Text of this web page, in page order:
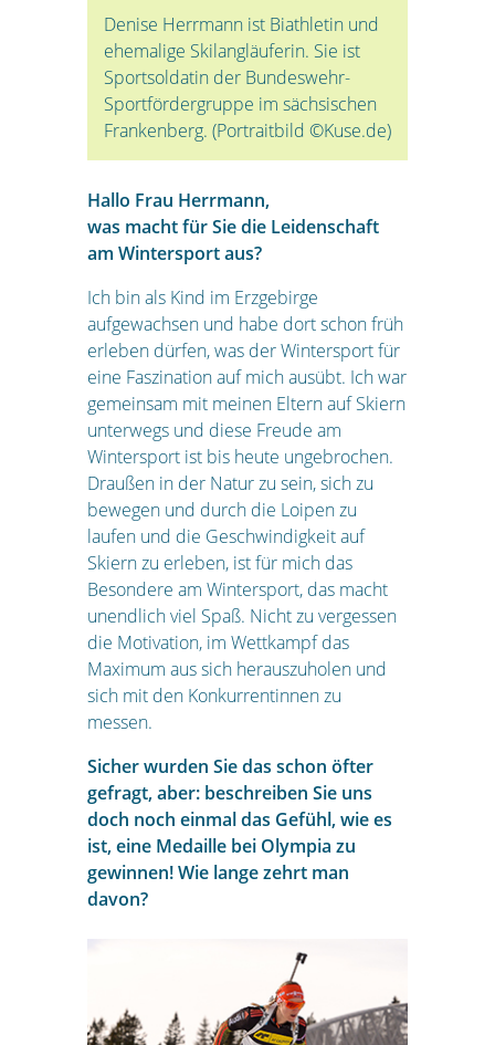
Denise Herrmann ist Biathletin und
ehemalige Skilangläuferin. Sie ist
Sportsoldatin der Bundeswehr-
Sportfördergruppe im sächsischen
Frankenberg. (Portraitbild ©Kuse.de)
Hallo Frau Herrmann,
was macht für Sie die Leidenschaft
am Wintersport aus?
Ich bin als Kind im Erzgebirge
aufgewachsen und habe dort schon früh
erleben dürfen, was der Wintersport für
eine Faszination auf mich ausübt. Ich war
gemeinsam mit meinen Eltern auf Skiern
unterwegs und diese Freude am
Wintersport ist bis heute ungebrochen.
Draußen in der Natur zu sein, sich zu
bewegen und durch die Loipen zu
laufen und die Geschwindigkeit auf
Skiern zu erleben, ist für mich das
Besondere am Wintersport, das macht
unendlich viel Spaß. Nicht zu vergessen
die Motivation, im Wettkampf das
Maximum aus sich herauszuholen und
sich mit den Konkurrentinnen zu
messen.
Sicher wurden Sie das schon öfter
gefragt, aber: beschreiben Sie uns
doch noch einmal das Gefühl, wie es
ist, eine Medaille bei Olympia zu
gewinnen! Wie lange zehrt man
davon?